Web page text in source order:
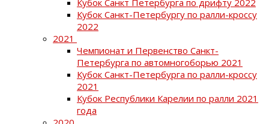
Кубок Санкт-Петербургу по ралли-кроссу
2022
2021
Чемпионат и Первенство Санкт-
Петербурга по автомногоборью 2021
Кубок Санкт-Петербурга по ралли-кроссу
2021
Кубок Республики Карелии по ралли 2021
года